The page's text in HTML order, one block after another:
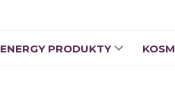
ENERGY PRODUKTY